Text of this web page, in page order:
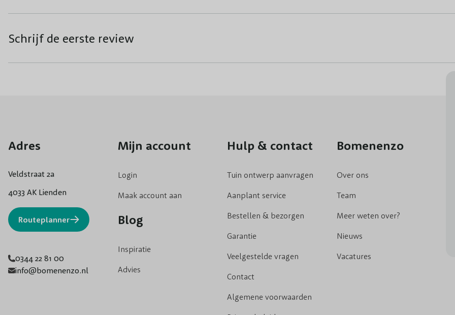
Schrijf de eerste review
Adres
Veldstraat 2a
4033 AK Lienden
Routeplanner
0344 22 81 00
info@bomenenzo.nl
Mijn account
Login
Maak account aan
Blog
Inspiratie
Advies
Hulp & contact
Tuin ontwerp aanvragen
Aanplant service
Bestellen & bezorgen
Garantie
Veelgestelde vragen
Contact
Algemene voorwaarden
Bomenenzo
Over ons
Team
Meer weten over?
Nieuws
Vacatures